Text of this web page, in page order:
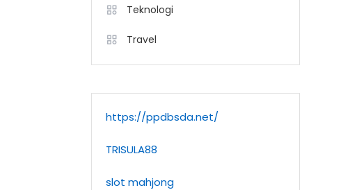
Teknologi
Travel
https://ppdbsda.net/
TRISULA88
slot mahjong